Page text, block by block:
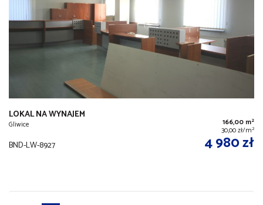
LOKAL NA WYNAJEM
Gliwice 166,00 m2
30,00 zł/m2
BND-LW-8927 4 980 zł